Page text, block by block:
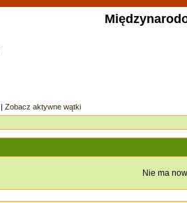
| Zobacz aktywne wątki
Nie ma